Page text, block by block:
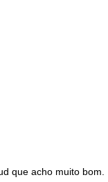
que acho muito bom.